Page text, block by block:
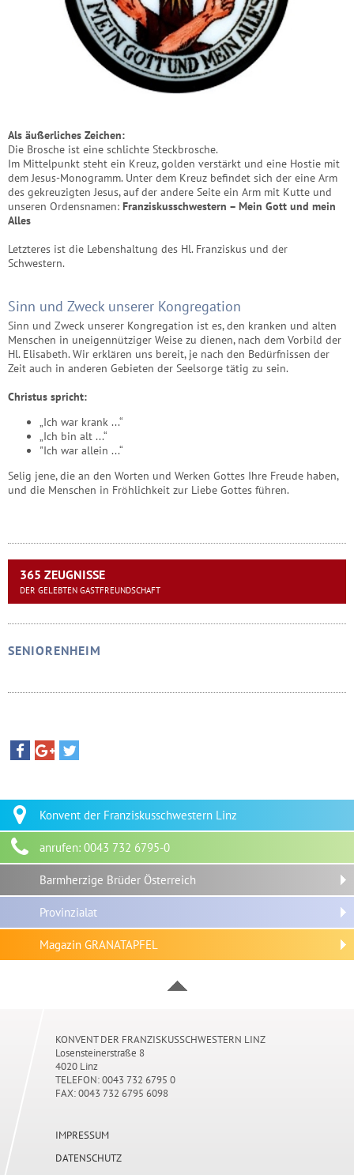
Als äußerliches Zeichen:
Die Brosche ist eine schlichte Steckbrosche.
Im Mittelpunkt steht ein Kreuz, golden verstärkt und eine Hostie mit
dem Jesus-Monogramm. Unter dem Kreuz befindet sich der eine Arm
des gekreuzigten Jesus, auf der andere Seite ein Arm mit Kutte und
unseren Ordensnamen: Franziskusschwestern – Mein Gott und mein
Alles
Letzteres ist die Lebenshaltung des Hl. Franziskus und der
Schwestern.
Sinn und Zweck unserer Kongregation
Sinn und Zweck unserer Kongregation ist es, den kranken und alten
Menschen in uneigennütziger Weise zu dienen, nach dem Vorbild der
Hl. Elisabeth. Wir erklären uns bereit, je nach den Bedürfnissen der
Zeit auch in anderen Gebieten der Seelsorge tätig zu sein.
Christus spricht:
„Ich war krank ...“
„Ich bin alt ...“
"Ich war allein ...“
Selig jene, die an den Worten und Werken Gottes Ihre Freude haben,
und die Menschen in Fröhlichkeit zur Liebe Gottes führen.
365 ZEUGNISSE
DER GELEBTEN GASTFREUNDSCHAFT
SENIORENHEIM
Konvent der Franziskusschwestern Linz
anrufen: 0043 732 6795-0
Barmherzige Brüder Österreich
Provinzialat
Magazin GRANATAPFEL
KONVENT DER FRANZISKUSSCHWESTERN LINZ
Losensteinerstraße 8
4020 Linz
TELEFON: 0043 732 6795 0
FAX:0043 732 6795 6098
IMPRESSUM
DATENSCHUTZ